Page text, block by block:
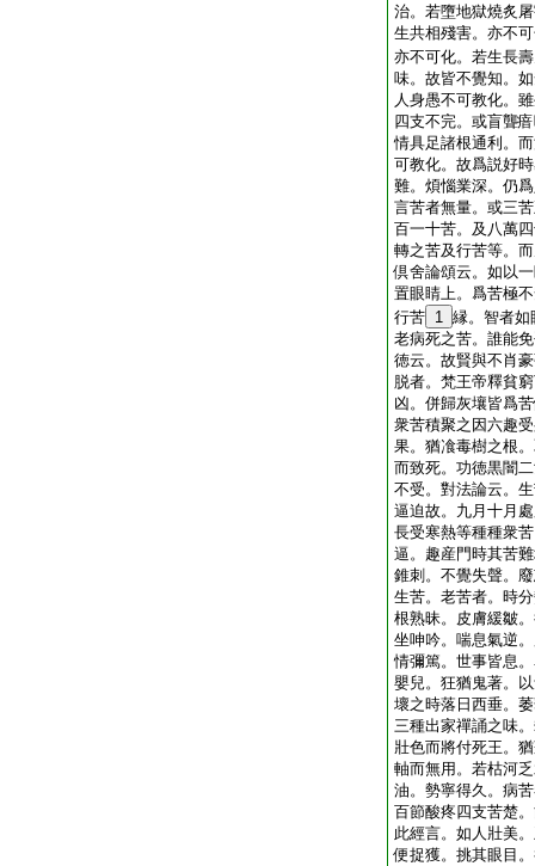
治。若墮地獄燒炙
生共相殘害。亦不
亦不可化。若生長
味。故皆不覺知。
人身愚不可教化。
四支不完。或盲聾
情具足諸根通利。
可教化。故爲説好
難。煩惱業深。仍
言苦者無量。或三
百一十苦。及八萬
轉之苦及行苦等。
倶舍論頌云。如以
置眼睛上。爲苦極
行苦 1 縁。智者如
老病死之苦。誰能
徳云。故賢與不肖
脱者。梵王帝釋貧
凶。併歸灰壤皆爲
衆苦積聚之因六趣
果。猶飡毒樹之根
而致死。功徳黒闇
不受。對法論云。
逼迫故。九月十月
長受寒熱等種種衆
逼。趣産門時其苦
錐刺。不覺失聲。
生苦。老苦者。時
根熟昧。皮膚緩皺
坐呻吟。喘息氣逆
情彌篤。世事皆息
嬰兒。狂猶鬼著。
壞之時落日西垂。
三種出家禪誦之味
壯色而將付死王。
軸而無用。若枯河
油。勢寧得久。病
百節酸疼四支苦楚
此經言。如人壯美
便捉獲。挑其眼目